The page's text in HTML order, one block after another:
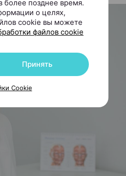
более позднее время.
о целях,
cookie вы можете
файлов cookie
Принять
Cookie